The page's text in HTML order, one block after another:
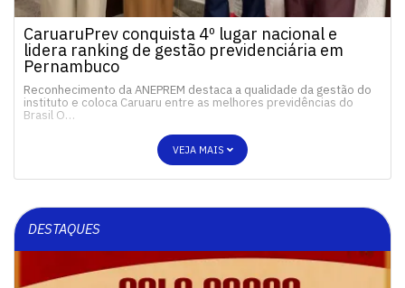
CaruaruPrev conquista 4º lugar nacional e
lidera ranking de gestão previdenciária em
Pernambuco
Reconhecimento da ANEPREM destaca a qualidade da gestão do
instituto e coloca Caruaru entre as melhores previdências do
Brasil O…
VEJA MAIS
DESTAQUES